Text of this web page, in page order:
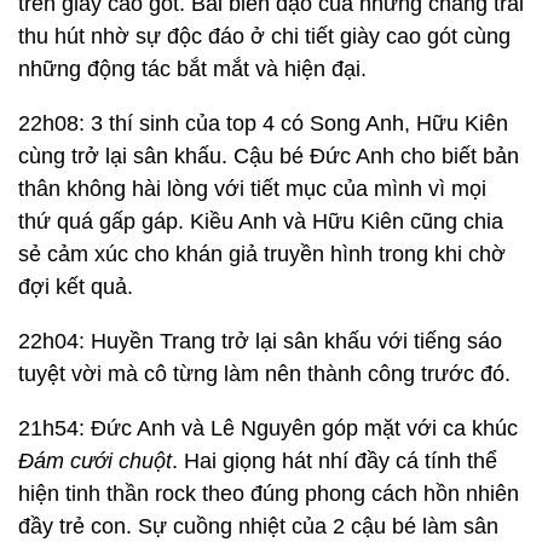
thu hút nhờ sự độc đáo ở chi tiết giày cao gót cùng
những động tác bắt mắt và hiện đại.
22h08: 3 thí sinh của top 4 có Song Anh, Hữu Kiên
cùng trở lại sân khấu. Cậu bé Đức Anh cho biết bản
thân không hài lòng với tiết mục của mình vì mọi
thứ quá gấp gáp. Kiều Anh và Hữu Kiên cũng chia
sẻ cảm xúc cho khán giả truyền hình trong khi chờ
đợi kết quả.
22h04: Huyền Trang trở lại sân khấu với tiếng sáo
tuyệt vời mà cô từng làm nên thành công trước đó.
21h54: Đức Anh và Lê Nguyên góp mặt với ca khúc
Đám cưới chuột. Hai giọng hát nhí đầy cá tính thể
hiện tinh thần rock theo đúng phong cách hồn nhiên
đầy trẻ con. Sự cuồng nhiệt của 2 cậu bé làm sân